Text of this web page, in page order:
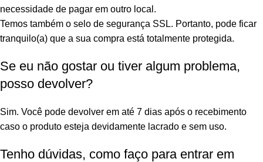
necessidade de pagar em outro local.
Temos também o selo de segurança SSL. Portanto, pode ficar
tranquilo(a) que a sua compra está totalmente protegida.
Se eu não gostar ou tiver algum problema,
posso devolver?
Sim. Você pode devolver em até 7 dias após o recebimento
caso o produto esteja devidamente lacrado e sem uso.
Tenho dúvidas, como faço para entrar em